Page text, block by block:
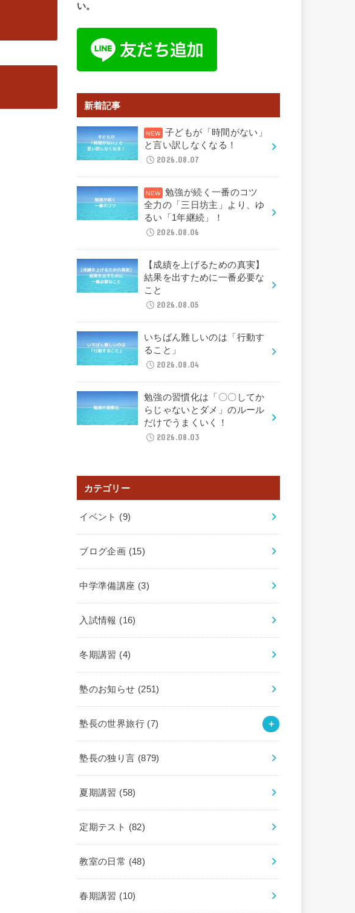
い。
新着記事
子どもが「時間がない」
と言い訳しなくなる！
2026.08.07
勉強が続く一番のコツ
全力の「三日坊主」より、ゆ
るい「1年継続」！
2026.08.06
【成績を上げるための真実】
結果を出すために一番必要な
こと
2026.08.05
いちばん難しいのは「行動す
ること」
2026.08.04
勉強の習慣化は「〇〇してか
らじゃないとダメ」のルール
だけでうまくいく！
2026.08.03
カテゴリー
イベント (9)
ブログ企画 (15)
中学準備講座 (3)
入試情報 (16)
冬期講習 (4)
塾のお知らせ (251)
塾長の世界旅行 (7)
塾長の独り言 (879)
夏期講習 (58)
定期テスト (82)
教室の日常 (48)
春期講習 (10)